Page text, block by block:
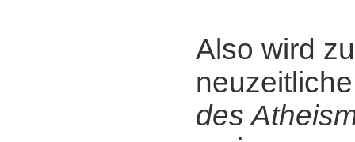
Also wird
neuzeitliche
des